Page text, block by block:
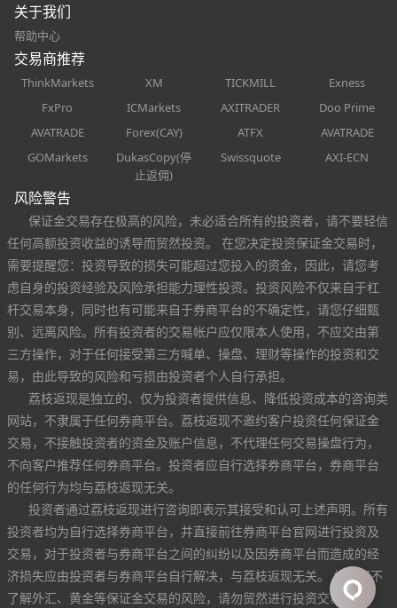
关于我们
帮助中心
交易商推荐
ThinkMarkets XM TICKMILL
Exness
FxPro
ICMarkets AXITRADER
Doo Prime
AVATRADE
Forex(CAY) ATFX
AVATRADE
GOMarkets
DukasCopy(停
止返佣)
Swissquote AXI-ECN
风险警告
保证金交易存在极高的风险，未必适合所有的投资者，请不要轻信
任何高额投资收益的诱导而贸然投资。 在您决定投资保证金交易时，
需要提醒您：投资导致的损失可能超过您投入的资金，因此，请您考
虑自身的投资经验及风险承担能力理性投资。投资风险不仅来自于杠
杆交易本身，同时也有可能来自于券商平台的不确定性，请您仔细甄
别、远离风险。所有投资者的交易帐户应仅限本人使用，不应交由第
三方操作，对于任何接受第三方喊单、操盘、理财等操作的投资和交
易，由此导致的风险和亏损由投资者个人自行承担。
荔枝返现是独立的、仅为投资者提供信息、降低投资成本的咨询类
网站，不隶属于任何券商平台。荔枝返现不邀约客户投资任何保证金
交易，不接触投资者的资金及账户信息，不代理任何交易操盘行为，
不向客户推荐任何券商平台。投资者应自行选择券商平台，券商平台
的任何行为均与荔枝返现无关。
投资者通过荔枝返现进行咨询即表示其接受和认可上述声明。所有
投资者均为自行选择券商平台，并直接前往券商平台官网进行投资及
交易，对于投资者与券商平台之间的纠纷以及因券商平台而造成的经
济损失应由投资者与券商平台自行解决，与荔枝返现无关。 如果您不
了解外汇、黄金等保证金交易的风险，请勿贸然进行投资交易。